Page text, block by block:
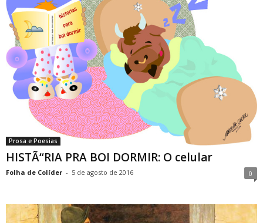
Prosa e Poesias
HISTÃ“RIA PRA BOI DORMIR: O celular
Folha de Colíder - 5 de agosto de 2016 0